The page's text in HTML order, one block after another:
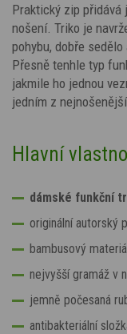
Praktický zip
nošení. Triko je
pohybu, dobře
Přesně tenhle typ
jakmile ho jednou
jedním z
Hlavní
dámské funkční
originální autorský
bambusový
nejvyšší gramáž v
jemně počesaná
antibakteriální